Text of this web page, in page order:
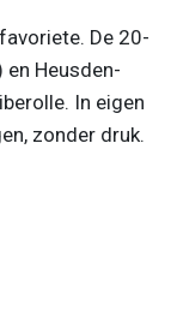
De 20-
Heusden-
In eigen
zonder druk.